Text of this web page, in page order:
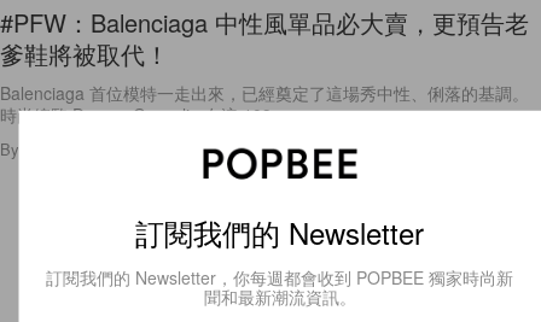
#PFW：Balenciaga 中性風單品必大賣，更預告老
爹鞋將被取代！
Balenciaga 首位模特一走出來，已經奠定了這場秀中性、俐落的基調。
時尚總監 Demna Gvasalia 在這 109
By 2019年3月4日
訂閱我們的 Newsletter
訂閱我們的 Newsletter，你每週都會收到 POPBEE 獨家時尚新
聞和最新潮流資訊。